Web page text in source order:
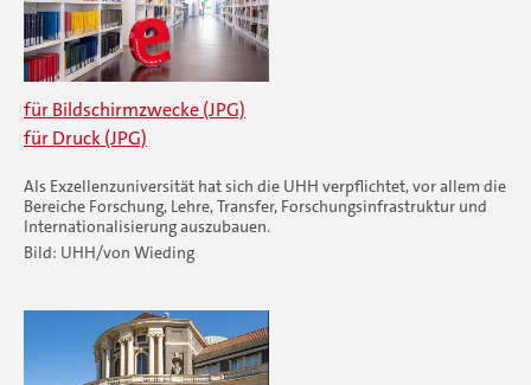
für Bildschirmzwecke (JPG)
für Druck (JPG)
Als Exzellenzuniversität hat sich die UHH verpflichtet, vor allem die
Bereiche Forschung, Lehre, Transfer, Forschungsinfrastruktur und
Internationalisierung auszubauen.
Bild: UHH/von Wieding